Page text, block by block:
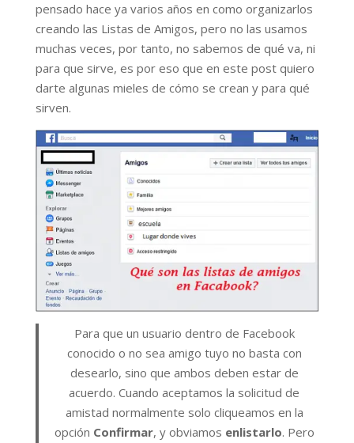
pensado hace ya varios años en como organizarlos
creando las Listas de Amigos, pero no las usamos
muchas veces, por tanto, no sabemos de qué va, ni
para que sirve, es por eso que en este post quiero
darte algunas mieles de cómo se crean y para qué
sirven.
Para que un usuario dentro de Facebook
conocido o no sea amigo tuyo no basta con
desearlo, sino que ambos deben estar de
acuerdo. Cuando aceptamos la solicitud de
amistad normalmente solo cliqueamos en la
opción Confirmar, y obviamos enlistarlo. Pero